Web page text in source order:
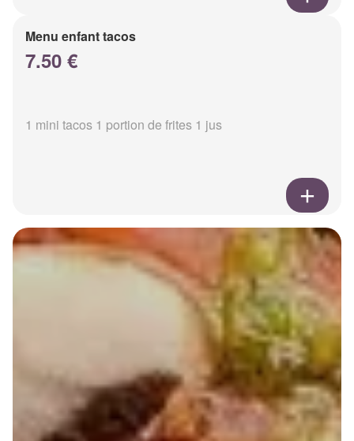
Menu enfant tacos
7.50 €
1 mini tacos 1 portion de frites 1 jus